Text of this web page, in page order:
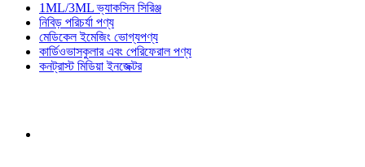
1ML/3ML ভ্যাকসিন সিরিঞ্জ
নিবিড় পরিচর্যা পণ্য
মেডিকেল ইমেজিং ভোগ্যপণ্য
কার্ডিওভাসকুলার এবং পেরিফেরাল পণ্য
কনট্রাস্ট মিডিয়া ইনজেক্টর